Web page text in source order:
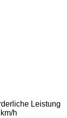
Leistung
h